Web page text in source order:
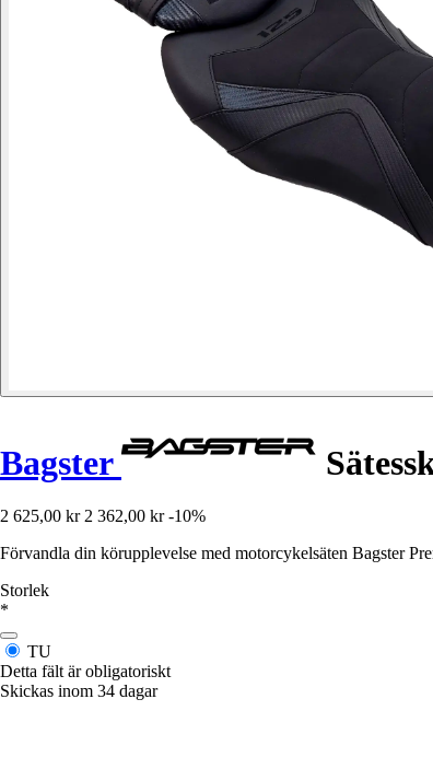
Bagster
2 625,00 kr 2 362,00 kr -10%
Förvandla din körupplevelse med motorcykelsäten Bagster
Storlek
*
TU
Detta fält är obligatoriskt
Skickas inom 34 dagar